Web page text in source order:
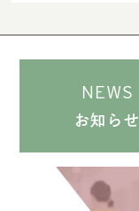
NEWS
お知らせ